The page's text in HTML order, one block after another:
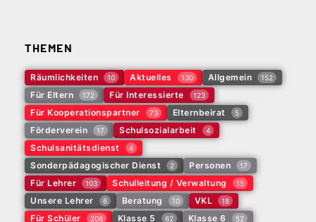
THEMEN
Räumlichkeiten 10 Aktuelles 130 Allgemein 152
Für Eltern 172 Für Interessierte 123
Für Kooperationspartner 73 Elternbeirat 5
Förderverein 17 Schulsozialarbeit 4
Schulsanitätsdienst 4
Sonderpädagogischer Dienst 2 Personen 17
Für Lehrer 103 Schulleitung / Verwaltung 15
Unsere Lehrer 6 Beratung 10 VKL 18
Für Schüler 206 Klasse 5 62 Klasse 6 52